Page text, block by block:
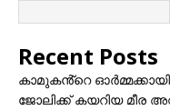
Recent Posts
കാമുകൻ്റെ
ജോലിക്ക് കയറിയ മീര